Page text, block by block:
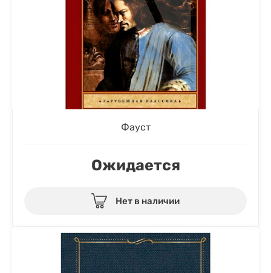
Фауст
Ожидается
Нет в наличии